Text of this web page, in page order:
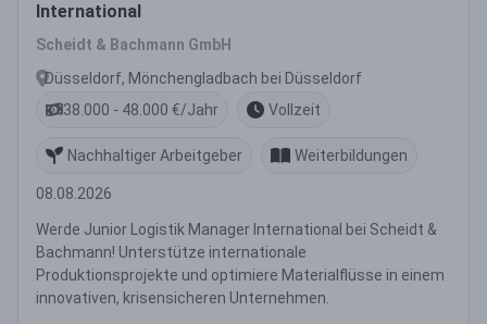
International
Scheidt & Bachmann GmbH
Düsseldorf, Mönchengladbach bei Düsseldorf
38.000 - 48.000 €/Jahr
Vollzeit
Nachhaltiger Arbeitgeber Weiterbildungen
08.08.2026
Werde Junior Logistik Manager International bei Scheidt &
Bachmann! Unterstütze internationale
Produktionsprojekte und optimiere Materialflüsse in einem
innovativen, krisensicheren Unternehmen.